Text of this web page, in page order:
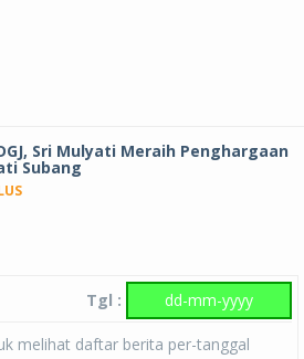
Sri Mulyati Meraih Penghargaan
Subang
Tgl :
melihat daftar berita per-tanggal